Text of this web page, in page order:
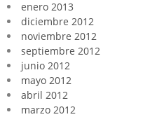
enero 2013
diciembre 2012
noviembre 2012
septiembre 2012
junio 2012
mayo 2012
abril 2012
marzo 2012